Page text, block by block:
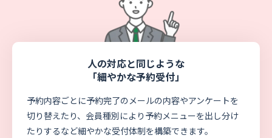
人の対応と同じような
「細やかな予約受付」
予約内容ごとに予約完了のメールの内容やアンケートを
切り替えたり、会員種別により予約メニューを出し分け
たりするなど細やかな受付体制を構築できます。